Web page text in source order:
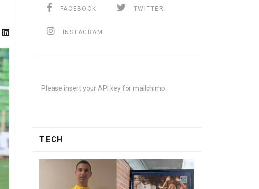
FACEBOOK TWITTER
INSTAGRAM
Please insert your API key for mailchimp.
TECH